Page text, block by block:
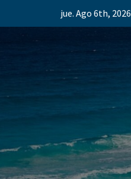
jue. Ago 6th, 2026